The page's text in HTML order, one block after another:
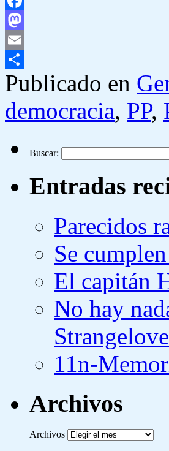
Facebook
Mastodon
Email
Compartir
Publicado en
democracia, PP,
Buscar:
Entradas
Parecidos
Se
El capitán
No hay
11n-
Archivos
Archivos